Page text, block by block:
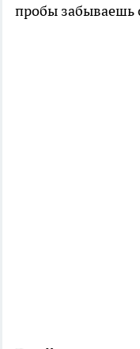
пробы забываешь